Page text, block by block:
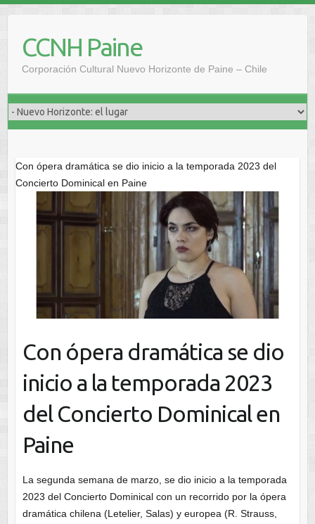
contenidoCCNH Paine
Corporación Cultural Nuevo Horizonte de Paine – Chile
Con ópera dramática se dio inicio a la temporada 2023 del
Concierto Dominical en Paine
Con ópera dramática se dio
inicio a la temporada 2023
del Concierto Dominical en
Paine
La segunda semana de marzo, se dio inicio a la temporada
2023 del Concierto Dominical con un recorrido por la ópera
dramática chilena (Letelier, Salas) y europea (R. Strauss,